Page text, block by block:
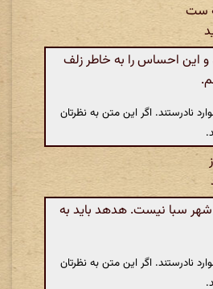
ست
این احساس را به خاطر زلف
نادرستند. اگر این متن به نظرتان
سبا نیست. هدهد باید به
نادرستند. اگر این متن به نظرتان